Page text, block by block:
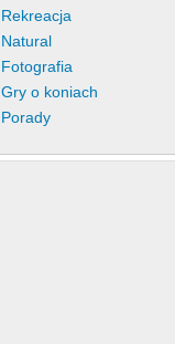
Rekreacja
Natural
Fotografia
Gry o koniach
Porady